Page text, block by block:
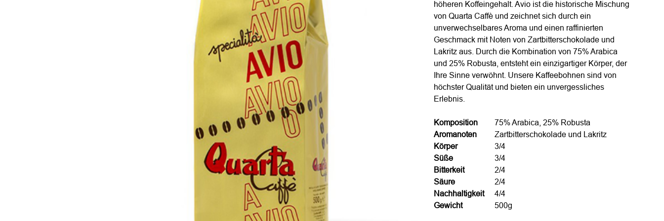
höheren Koffeingehalt. Avio ist die historische Mischung
von Quarta Caffè und zeichnet sich durch ein
unverwechselbares Aroma und einen raffinierten
Geschmack mit Noten von Zartbitterschokolade und
Lakritz aus. Durch die Kombination von 75% Arabica
und 25% Robusta, entsteht ein einzigartiger Körper, der
Ihre Sinne verwöhnt. Unsere Kaffeebohnen sind von
höchster Qualität und bieten ein unvergessliches
Erlebnis.
Komposition
75% Arabica, 25% Robusta
Aromanoten
Zartbitterschokolade und Lakritz
Körper
3/4
Süße
3/4
Bitterkeit
2/4
Säure
2/4
Nachhaltigkeit
4/4
Gewicht
500g